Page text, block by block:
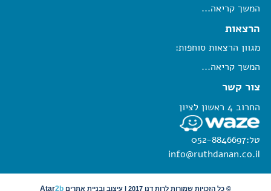
המשך קריאה...
הרצאות
מגוון הרצאות סוחפות:
המשך קריאה...
צור קשר
החרוב 4 ראשון לציון
טל:052-8846697
info@ruthdanan.co.il
© כל הזכויות שמורות לרות דנן 2017 | עיצוב ובניית אתרים Atar2b